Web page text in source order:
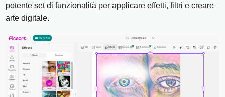
potente set di funzionalità per applicare effetti, filtri e creare
arte digitale.